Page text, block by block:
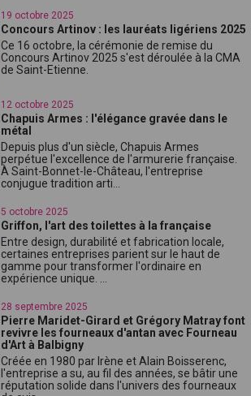
19 octobre 2025
Concours Artinov : les lauréats ligériens 2025
Ce 16 octobre, la cérémonie de remise du
Concours Artinov 2025 s'est déroulée à la CMA
de Saint-Etienne.
12 octobre 2025
Chapuis Armes : l'élégance gravée dans le
métal
Depuis plus d'un siècle, Chapuis Armes
perpétue l'excellence de l'armurerie française.
À Saint-Bonnet-le-Château, l'entreprise
conjugue tradition arti...
5 octobre 2025
Griffon, l'art des toilettes à la française
Entre design, durabilité et fabrication locale,
certaines entreprises parient sur le haut de
gamme pour transformer l'ordinaire en
expérience unique. ...
28 septembre 2025
Pierre Maridet-Girard et Grégory Matray font
revivre les fourneaux d'antan avec Fourneau
d'Art à Balbigny
Créée en 1980 par Irène et Alain Boisserenc,
l'entreprise a su, au fil des années, se bâtir une
réputation solide dans l'univers des fourneaux